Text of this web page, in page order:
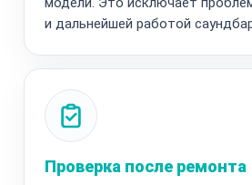
и дальнейшей работой
Проверка после ремонта